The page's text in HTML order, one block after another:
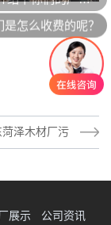
泽木材厂污
展示
公司资讯
是怎么收费的呢？